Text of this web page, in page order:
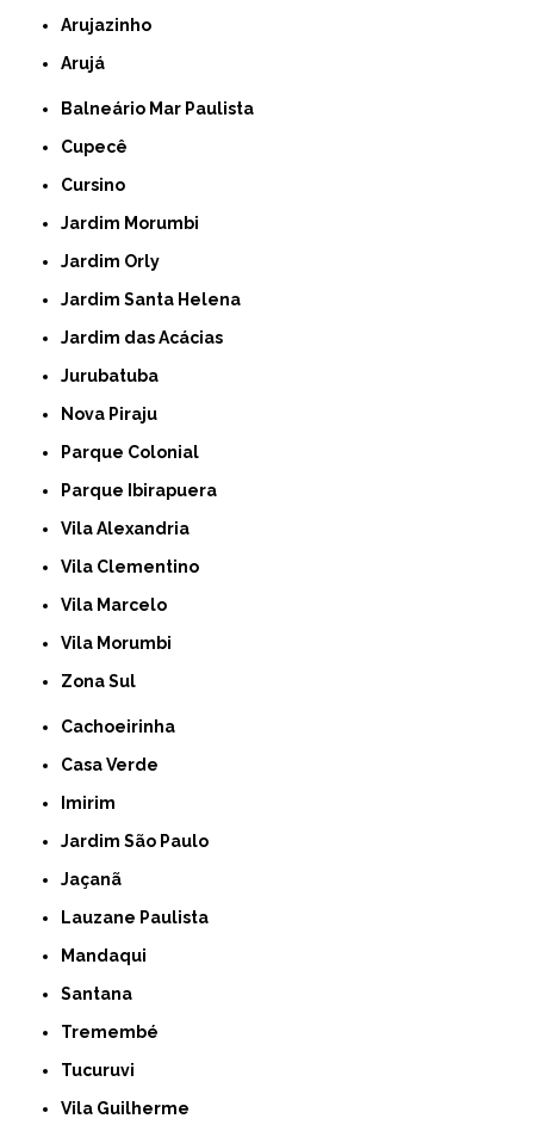
Arujazinho
Arujá
Balneário Mar Paulista
Cupecê
Cursino
Jardim Morumbi
Jardim Orly
Jardim Santa Helena
Jardim das Acácias
Jurubatuba
Nova Piraju
Parque Colonial
Parque Ibirapuera
Vila Alexandria
Vila Clementino
Vila Marcelo
Vila Morumbi
Zona Sul
Cachoeirinha
Casa Verde
Imirim
Jardim São Paulo
Jaçanã
Lauzane Paulista
Mandaqui
Santana
Tremembé
Tucuruvi
Vila Guilherme